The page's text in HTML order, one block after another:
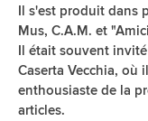
Il s'est produit dans
Mus, C.A.M. et
Il était souvent
Caserta Vecchia, où
enthousiaste de la
articles.